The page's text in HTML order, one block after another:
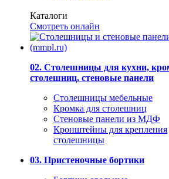
Каталоги
Смотреть онлайн
02. Столешницы для кухни,
столешниц, стеновые панели
Столешницы мебельные
Кромка для столешниц
Стеновые панели из МДФ
Кронштейны для крепления
столешницы
03. Пристеночные бортики